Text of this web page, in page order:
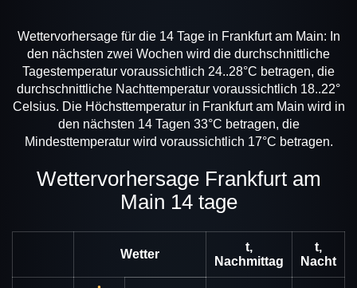
Wettervorhersage für die 14 Tage in Frankfurt am Main: In
den nächsten zwei Wochen wird die durchschnittliche
Tagestemperatur voraussichtlich 24..28°C betragen, die
durchschnittliche Nachttemperatur voraussichtlich 18..22°
Celsius. Die Höchsttemperatur in Frankfurt am Main wird in
den nächsten 14 Tagen 33°C betragen, die
Mindesttemperatur wird voraussichtlich 17°C betragen.
Wettervorhersage Frankfurt am
Main 14 tage
Wetter
t,
Nachmittag
t,
Nacht